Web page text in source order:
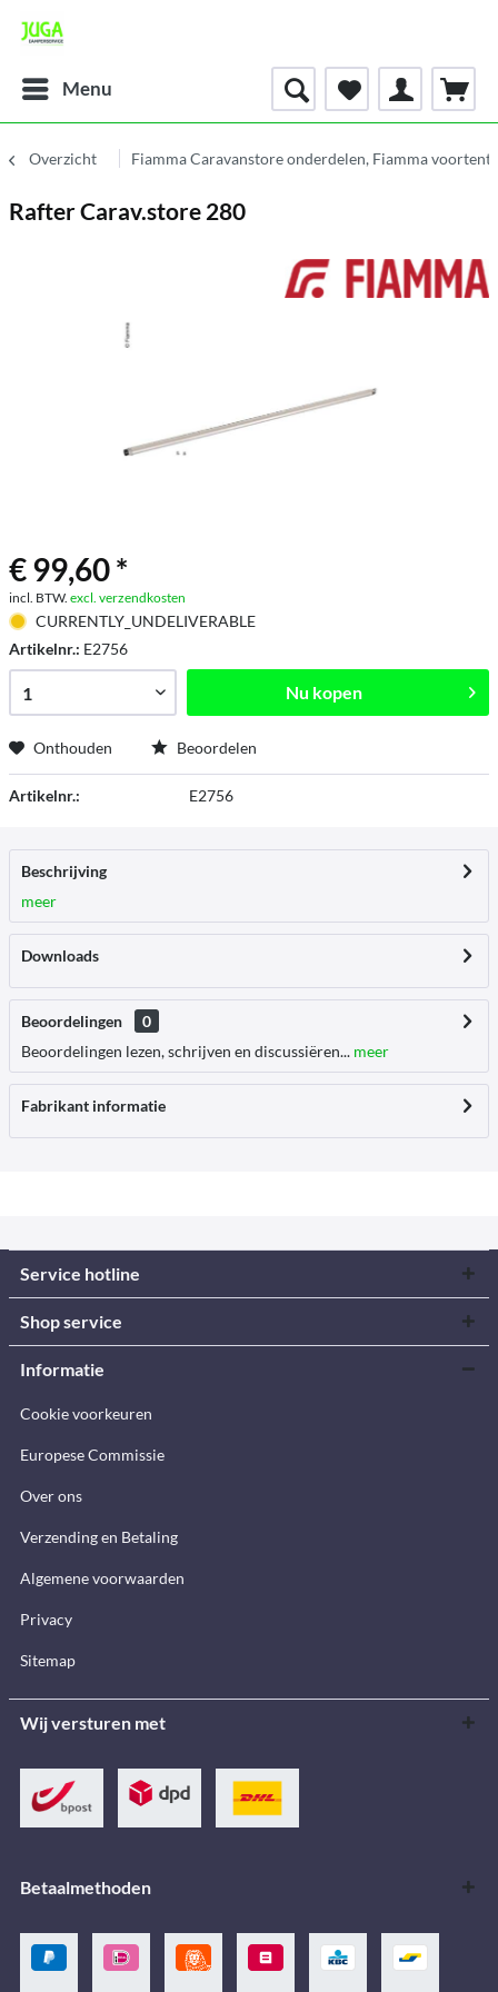
Menu
Overzicht Fiamma Caravanstore onderdelen, Fiamma voortent
Rafter Carav.store 280
€ 99,60 *
incl. BTW. excl. verzendkosten
CURRENTLY_UNDELIVERABLE
Artikelnr.: E2756
Nu kopen
Onthouden Beoordelen
Artikelnr.: E2756
Beschrijving
meer
Downloads
Beoordelingen
0
Beoordelingen lezen, schrijven en discussiëren... meer
Fabrikant informatie
Service hotline
Shop service
Informatie
Cookie voorkeuren
Europese Commissie
Over ons
Verzending en Betaling
Algemene voorwaarden
Privacy
Sitemap
Wij versturen met
Betaalmethoden